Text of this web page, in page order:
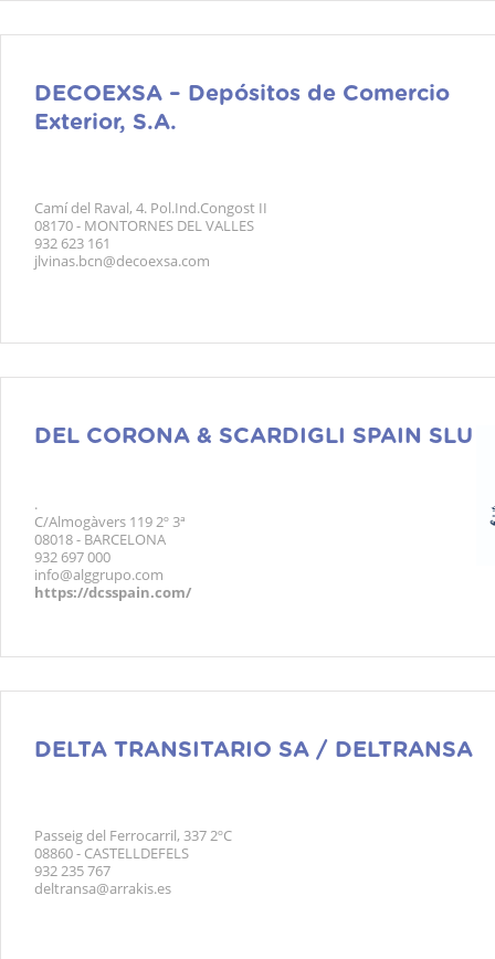
DECOEXSA – Depósitos de Comercio
Exterior, S.A.
Camí del Raval, 4. Pol.Ind.Congost II
08170 - MONTORNES DEL VALLES
932 623 161
jlvinas.bcn@decoexsa.com
DEL CORONA & SCARDIGLI SPAIN SLU
.
C/Almogàvers 119 2º 3ª
08018 - BARCELONA
932 697 000
info@alggrupo.com
https://dcsspain.com/
DELTA TRANSITARIO SA / DELTRANSA
Passeig del Ferrocarril, 337 2ºC
08860 - CASTELLDEFELS
932 235 767
deltransa@arrakis.es